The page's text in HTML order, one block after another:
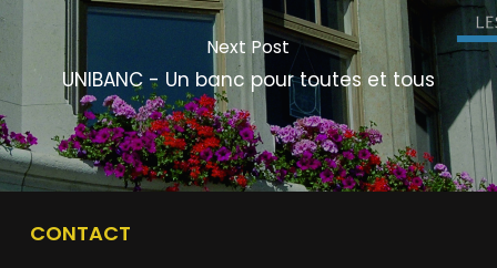
Next Post
UNIBANC - Un banc pour toutes et tous
CONTACT